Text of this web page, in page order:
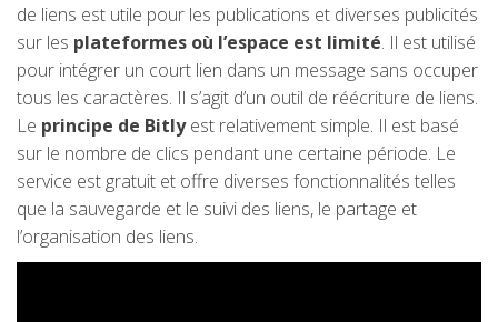
de liens est utile pour les publications et diverses publicités
sur les plateformes où l’espace est limité. Il est utilisé
pour intégrer un court lien dans un message sans occuper
tous les caractères. Il s’agit d’un outil de réécriture de liens.
Le principe de Bitlyest relativement simple. Il est basé
sur le nombre de clics pendant une certaine période. Le
service est gratuit et offre diverses fonctionnalités telles
que la sauvegarde et le suivi des liens, le partage et
l’organisation des liens.